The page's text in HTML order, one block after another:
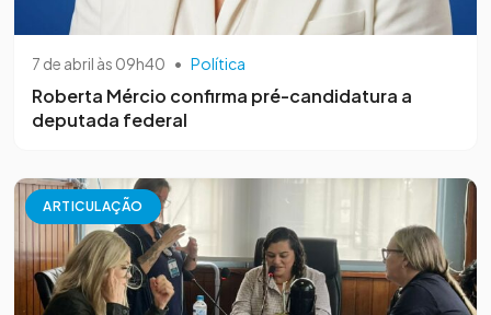
7 de abril às 09h40 • Política
Roberta Mércio confirma pré-candidatura a
deputada federal
ARTICULAÇÃO